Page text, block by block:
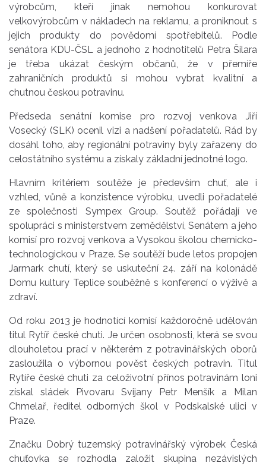
výrobcům, kteří jinak nemohou konkurovat
velkovýrobcům v nákladech na reklamu, a proniknout s
jejich produkty do povědomí spotřebitelů. Podle
senátora KDU-ČSL a jednoho z hodnotitelů Petra Šilara
je třeba ukázat českým občanů, že v přemíře
zahraničních produktů si mohou vybrat kvalitní a
chutnou českou potravinu.
Předseda senátní komise pro rozvoj venkova Jiří
Vosecký (SLK) ocenil vizi a nadšení pořadatelů. Rád by
dosáhl toho, aby regionální potraviny byly zařazeny do
celostátního systému a získaly základní jednotné logo.
Hlavním kritériem soutěže je především chuť, ale i
vzhled, vůně a konzistence výrobku, uvedli pořadatelé
ze společnosti Sympex Group. Soutěž pořádají ve
spolupráci s ministerstvem zemědělství, Senátem a jeho
komisí pro rozvoj venkova a Vysokou školou chemicko-
technologickou v Praze. Se soutěží bude letos propojen
Jarmark chutí, který se uskuteční 24. září na kolonádě
Domu kultury Teplice souběžně s konferencí o výživě a
zdraví.
Od roku 2013 je hodnotící komisí každoročně udělován
titul Rytíř české chuti. Je určen osobnosti, která se svou
dlouholetou prací v některém z potravinářských oborů
zasloužila o výbornou pověst českých potravin. Titul
Rytíře české chuti za celoživotní přínos potravinám loni
získal sládek Pivovaru Svijany Petr Menšík a Milan
Chmelař, ředitel odborných škol v Podskalské ulici v
Praze.
Značku Dobrý tuzemský potravinářský výrobek Česká
chuťovka se rozhodla založit skupina nezávislých